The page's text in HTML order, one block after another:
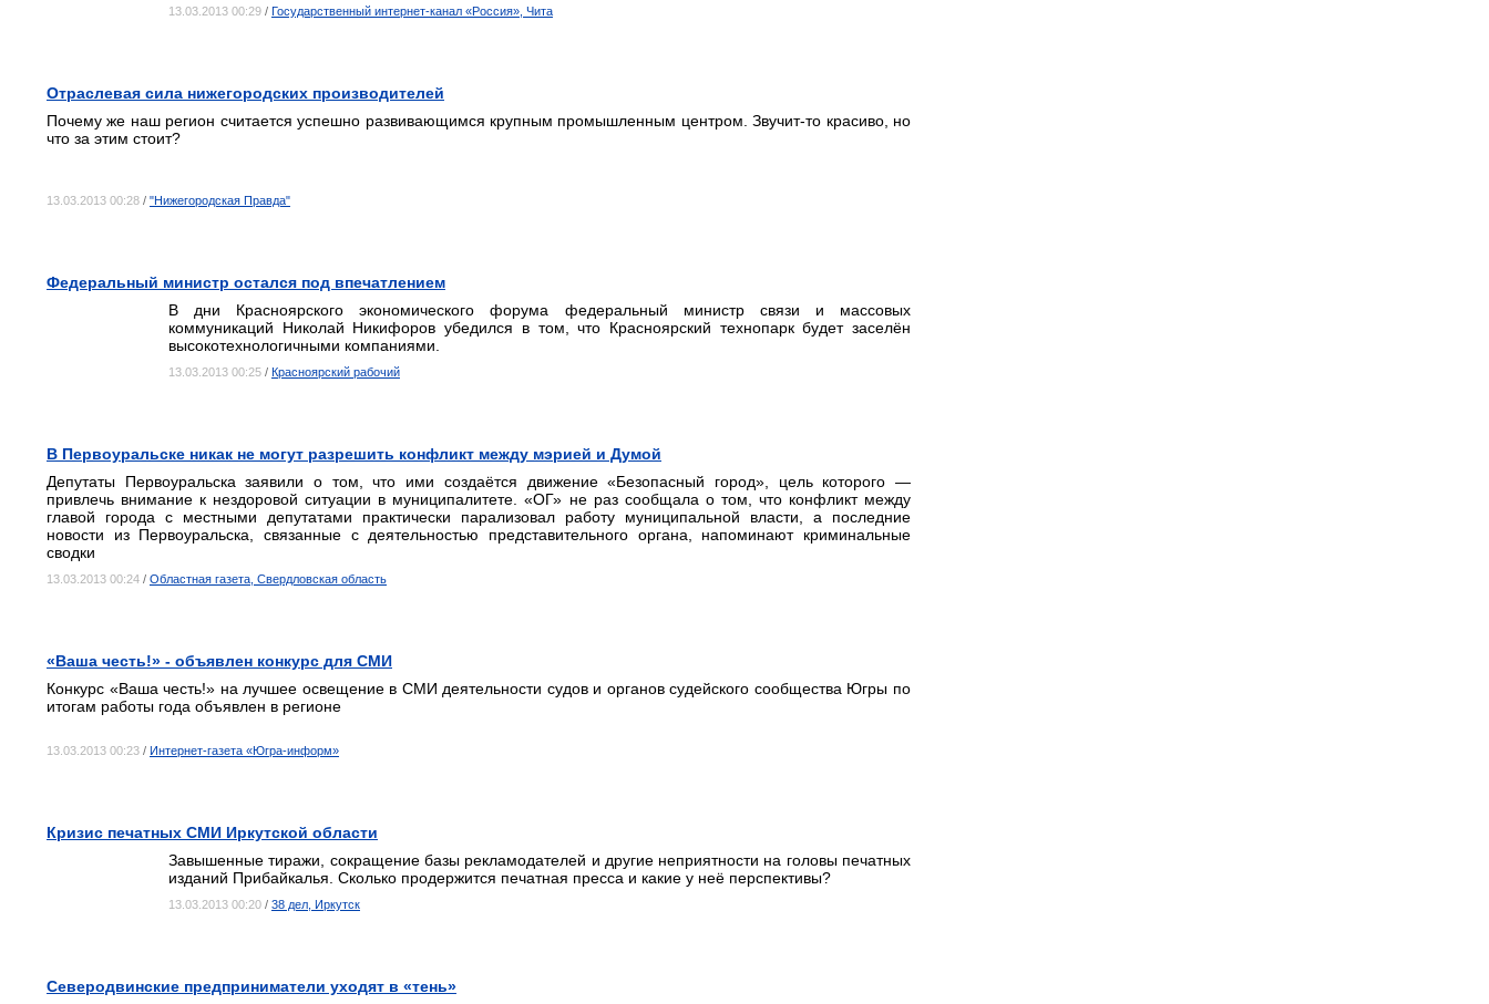
13.03.2013 00:29 / Государственный интернет-канал «Россия», Чита
Отраслевая сила нижегородских производителей
Почему же наш регион считается успешно развивающимся крупным промышленным центром. Звучит-то красиво, но
что за этим стоит?
13.03.2013 00:28 / "Нижегородская Правда"
Федеральный министр остался под впечатлением
В дни Красноярского экономического форума федеральный министр связи и массовых
коммуникаций Николай Никифоров убедился в том, что Красноярский технопарк будет заселён
высокотехнологичными компаниями.
13.03.2013 00:25 / Красноярский рабочий
В Первоуральске никак не могут разрешить конфликт между мэрией и Думой
Депутаты Первоуральска заявили о том, что ими создаётся движение «Безопасный город», цель которого —
привлечь внимание к нездоровой ситуации в муниципалитете. «ОГ» не раз сообщала о том, что конфликт между
главой города с местными депутатами практически парализовал работу муниципальной власти, а последние
новости из Первоуральска, связанные с деятельностью представительного органа, напоминают криминальные
сводки
13.03.2013 00:24 / Областная газета, Свердловская область
«Ваша честь!» - объявлен конкурс для СМИ
Конкурс «Ваша честь!» на лучшее освещение в СМИ деятельности судов и органов судейского сообщества Югры по
итогам работы года объявлен в регионе
13.03.2013 00:23 / Интернет-газета «Югра-информ»
Кризис печатных СМИ Иркутской области
Завышенные тиражи, сокращение базы рекламодателей и другие неприятности на головы печатных
изданий Прибайкалья. Сколько продержится печатная пресса и какие у неё перспективы?
13.03.2013 00:20 / 38 дел, Иркутск
Северодвинские предприниматели уходят в «тень»